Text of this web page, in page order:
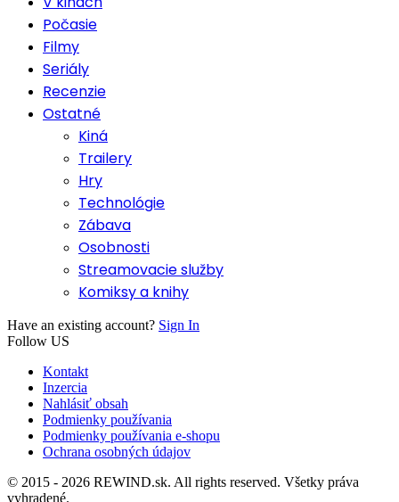
Počasie
Filmy
Seriály
Recenzie
Ostatné
Kiná
Trailery
Hry
Technológie
Zábava
Osobnosti
Streamovacie služby
Komiksy a knihy
Have an existing account? Sign In
Follow US
Kontakt
Inzercia
Nahlásiť obsah
Podmienky používania
Podmienky používania e-shopu
Ochrana osobných údajov
© 2015 - 2026 REWIND.sk. All rights reserved. Všetky práva
vyhradené.